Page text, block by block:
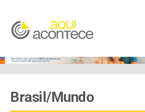
Brasil/Mundo